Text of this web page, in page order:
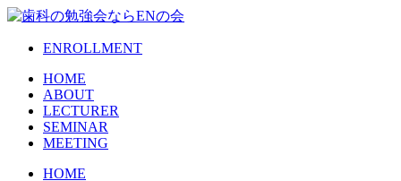
ENROLLMENT
HOME
ABOUT
LECTURER
SEMINAR
MEETING
HOME